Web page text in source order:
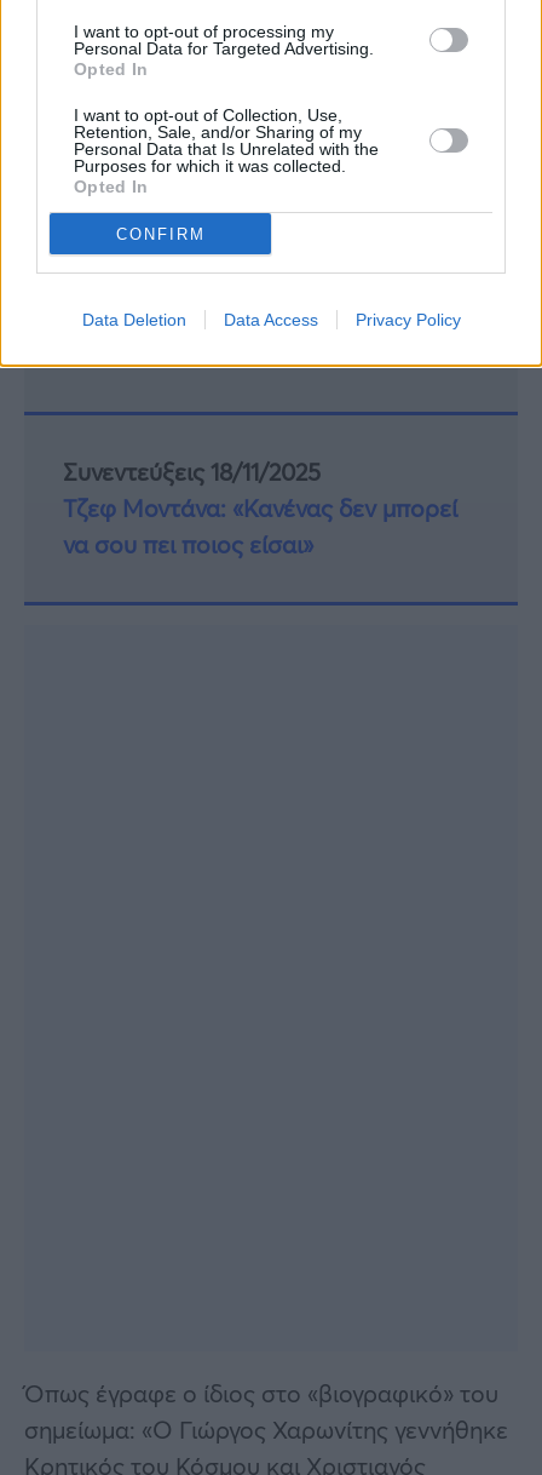
I want to opt-out of processing my
Personal Data for Targeted Advertising.
Opted In
I want to opt-out of Collection, Use,
Retention, Sale, and/or Sharing of my
Personal Data that Is Unrelated with the
Purposes for which it was collected.
Opted In
CONFIRM
Data Deletion Data Access Privacy Policy
Συνεντεύξεις 18/11/2025
Δήμητρα Δερζέκου: «Λέω τη δική μου
Συνεντεύξεις 18/11/2025
Τζεφ Μοντάνα: «Κανένας δεν μπορεί
να σου πει ποιος είσαι»
Όπως έγραφε ο ίδιος στο «βιογραφικό» του
σημείωμα: «Ο Γιώργος Χαρωνίτης γεννήθηκε
Κρητικός του Κόσμου και Χριστιανός